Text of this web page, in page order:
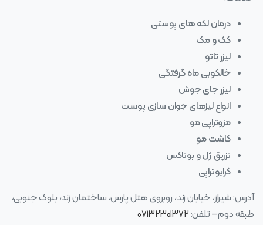
درمان لکه های پوستی
کک و مک
لیزر تاتو
خالکوبی ماه گرفتگی
لیزر جای جوش
انواع لیزهای جوان سازی پوست
مزوتراپی مو
کاشت مو
تزریق ژل و بوتاکس
کرایوتراپی
آدرس: شیراز، خیابان زند، روبروی هتل پارس، ساختمان زند، بلوک جنوبی،
طبقه دوم – تلفن: ۰۷۱۳۲۳۰۱۳۷۲